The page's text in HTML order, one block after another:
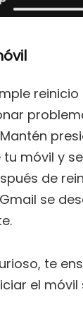
móvil y
de
se
te
el